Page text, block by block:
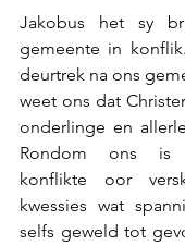
Jakobus het sy
gemeente in
deurtrek na ons
weet ons dat
onderlinge en
Rondom ons is
konflikte oor
kwessies wat
selfs geweld tot